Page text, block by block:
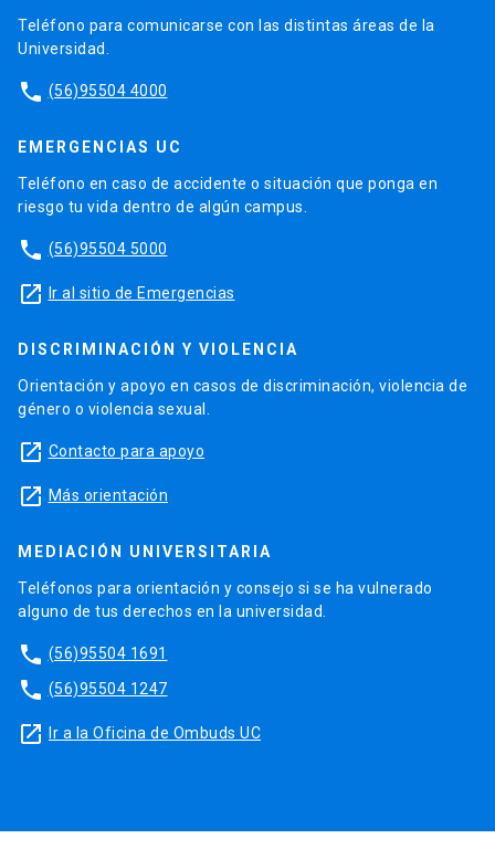
Teléfono para comunicarse con las distintas áreas de la
Universidad.
phone (56)95504 4000
EMERGENCIAS UC
Teléfono en caso de accidente o situación que ponga en
riesgo tu vida dentro de algún campus.
phone (56)95504 5000
launch Ir al sitio de Emergencias
DISCRIMINACIÓN Y VIOLENCIA
Orientación y apoyo en casos de discriminación, violencia de
género o violencia sexual.
launch Contacto para apoyo
launch Más orientación
MEDIACIÓN UNIVERSITARIA
Teléfonos para orientación y consejo si se ha vulnerado
alguno de tus derechos en la universidad.
phone (56)95504 1691
phone (56)95504 1247
launch Ir a la Oficina de Ombuds UC